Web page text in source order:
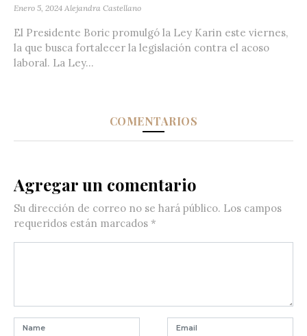
Enero 5, 2024 Alejandra Castellano
El Presidente Boric promulgó la Ley Karin este viernes,
la que busca fortalecer la legislación contra el acoso
laboral. La Ley...
COMENTARIOS
Agregar un comentario
Su dirección de correo no se hará público. Los campos
requeridos están marcados *